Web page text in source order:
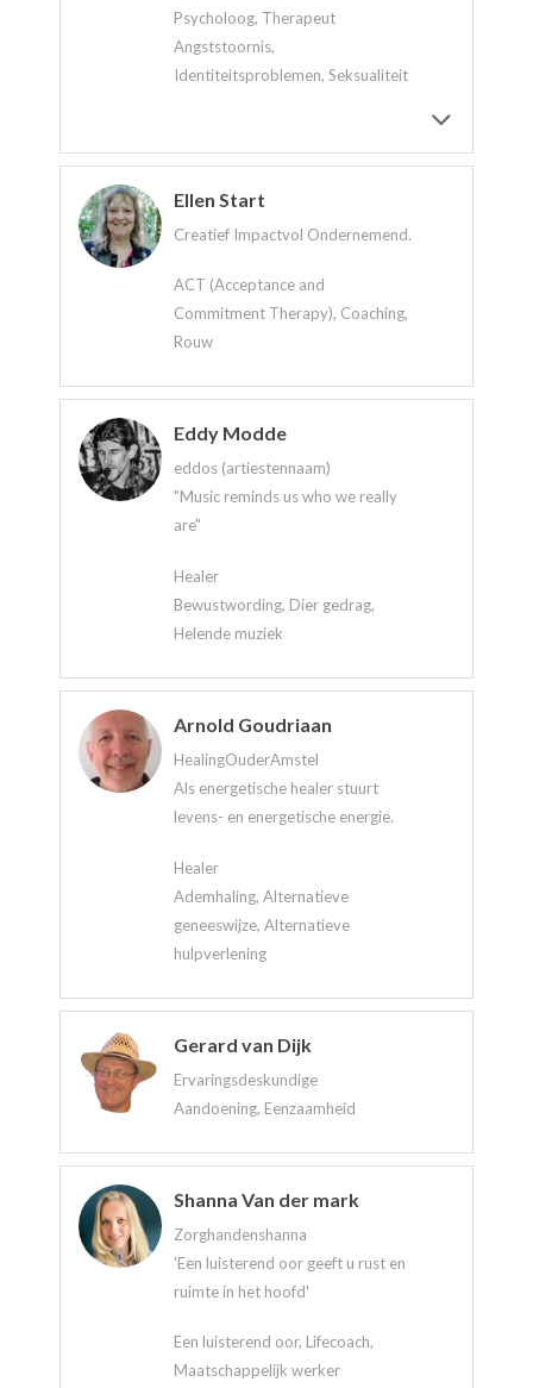
Psycholoog, Therapeut
Angststoornis,
Identiteitsproblemen, Seksualiteit
Ellen Start
Creatief Impactvol Ondernemend.
ACT (Acceptance and
Commitment Therapy), Coaching,
Rouw
Eddy Modde
eddos (artiestennaam)
"Music reminds us who we really
are"
Healer
Bewustwording, Dier gedrag,
Helende muziek
Arnold Goudriaan
HealingOuderAmstel
Als energetische healer stuurt
levens- en energetische energie.
Healer
Ademhaling, Alternatieve
geneeswijze, Alternatieve
hulpverlening
Gerard van Dijk
Ervaringsdeskundige
Aandoening, Eenzaamheid
Shanna Van der mark
Zorghandenshanna
'Een luisterend oor geeft u rust en
ruimte in het hoofd'
Een luisterend oor, Lifecoach,
Maatschappelijk werker